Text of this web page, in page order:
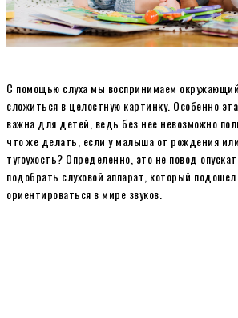
С помощью слуха мы воспринимаем
сложиться в целостную картинку. Особенно
важна для детей, ведь без нее невозможно
что же делать, если у малыша от рождения
тугоухость? Определенно, это не повод
подобрать слуховой аппарат, который
ориентироваться в мире звуков.